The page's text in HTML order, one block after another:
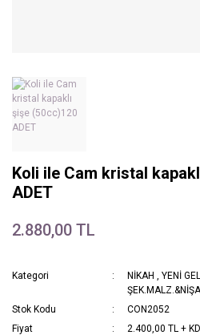
Koli ile Cam kristal
ADET
2.880,00 TL
Kategori NİKAH ,YENİ
Stok Kodu
CON2052
Fiyat
2.400,00 TL +